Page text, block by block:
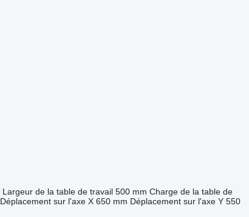
Largeur de la table de travail 500 mm Charge de la table de
Déplacement sur l'axe X 650 mm Déplacement sur l'axe Y 550